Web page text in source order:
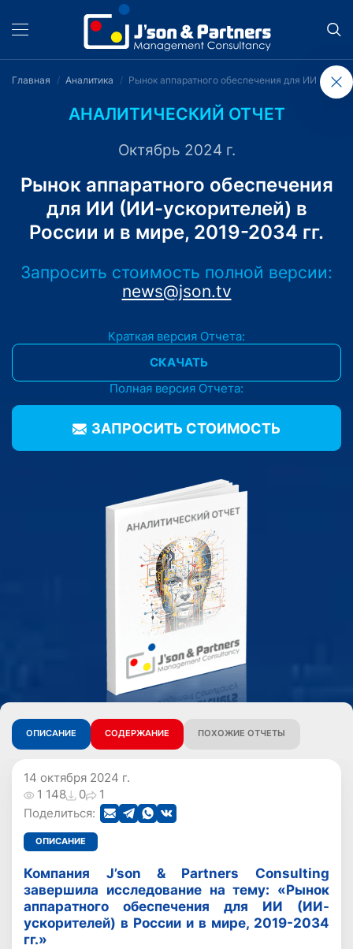
Главная Аналитика Рынок аппаратного обеспечения для ИИ (ИИ-
АНАЛИТИЧЕСКИЙ ОТЧЕТ
Октябрь 2024 г.
Рынок аппаратного обеспечения
для ИИ (ИИ-ускорителей) в
России и в мире, 2019-2034 гг.
Запросить стоимость полной версии:
news@json.tv
Краткая версия Отчета:
СКАЧАТЬ
Полная версия Отчета:
ЗАПРОСИТЬ CТОИМОСТЬ
ОПИСАНИЕ СОДЕРЖАНИЕ ПОХОЖИЕ ОТЧЕТЫ
14 октября 2024 г.
1 148
0
1
Поделиться:
ОПИСАНИЕ
Компания J’son & Partners Consulting
завершила исследование на тему: «Рынок
аппаратного обеспечения для ИИ (ИИ-
ускорителей) в России и в мире, 2019-2034
гг.»